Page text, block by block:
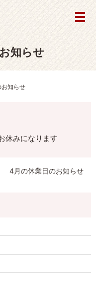
メ
知らせ
知らせ
休みになります
4月の休業日のお知らせ